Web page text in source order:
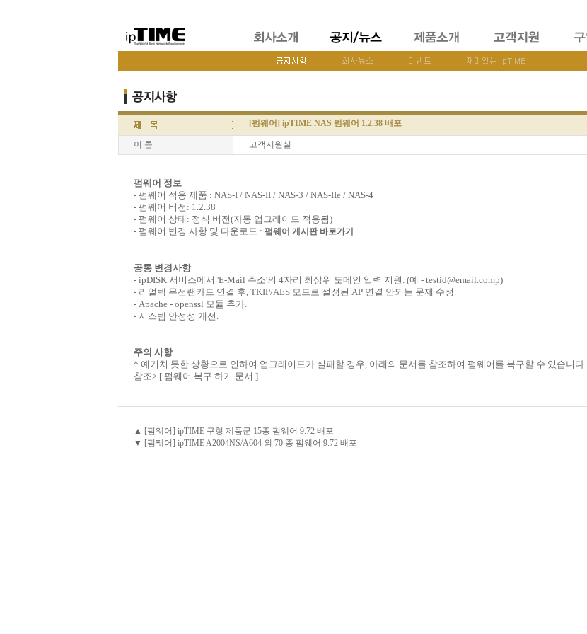
[펌웨어] ipTIME NAS 펌웨어 1.2.38 배포
이 름 고객지원실
펌웨어 정보
- 펌웨어 적용 제품 : NAS-I / NAS-II / NAS-3 / NAS-IIe / NAS-4
- 펌웨어 버전: 1.2.38
- 펌웨어 상태: 정식 버전(자동 업그레이드 적용됨)
- 펌웨어 변경 사항 및 다운로드 : 펌웨어 게시판 바로가기
공통 변경사항
- ipDISK 서비스에서 'E-Mail 주소'의 4자리 최상위 도메인 입력 지원. (예 - testid@email.comp)
- 리얼텍 무선랜카드 연결 후, TKIP/AES 모드로 설정된 AP 연결 안되는 문제 수정.
- Apache - openssl 모듈 추가.
- 시스템 안정성 개선.
주의 사항
* 예기치 못한 상황으로 인하여 업그레이드가 실패할 경우, 아래의 문서를 참조하여 펌웨어를 복구할 수 있습니다.
참조> [ 펌웨어 복구 하기 문서 ]
▲ [펌웨어] ipTIME 구형 제품군 15종 펌웨어 9.72 배포
▼ [펌풰어] ipTIME A2004NS/A604 외 70 종 펌웨어 9.72 배포